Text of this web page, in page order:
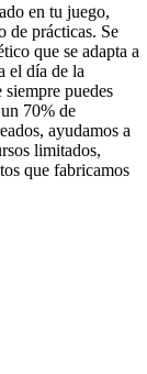
en tu juego,
de prácticas. Se
que se adapta a
el día de la
puedes
70% de
ayudamos a
limitados,
que fabricamos